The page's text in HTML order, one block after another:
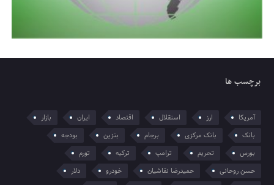
برچسب ها
آمریکا ارز استقلال اقتصاد ایران
بازار
بانک
بانک مرکزی برجام بنزین
بودجه
بورس
تحریم ترامپ ترکیه
تورم
حسن روحانی
حمیدرضا نقاشیان خودرو
دلار